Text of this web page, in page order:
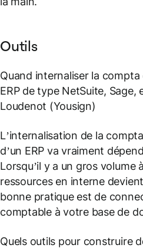
Outils
Quand internaliser la
ERP de type NetSuite, Sage,
Loudenot (Yousign)
L’internalisation de la
d’un ERP va vraiment
Lorsqu’il y a un gros volume
ressources en interne
bonne pratique est de
comptable à votre base de
Quels outils pour construire